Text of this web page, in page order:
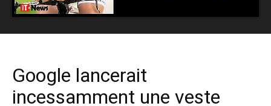
Google lancerait
incessamment une veste